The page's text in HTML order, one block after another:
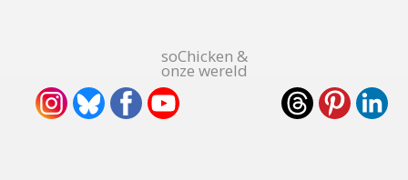
soChicken &
onze wereld